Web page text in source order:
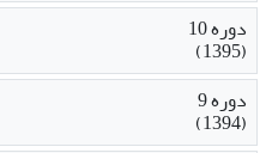
دوره 10
(1395)
دوره 9
(1394)